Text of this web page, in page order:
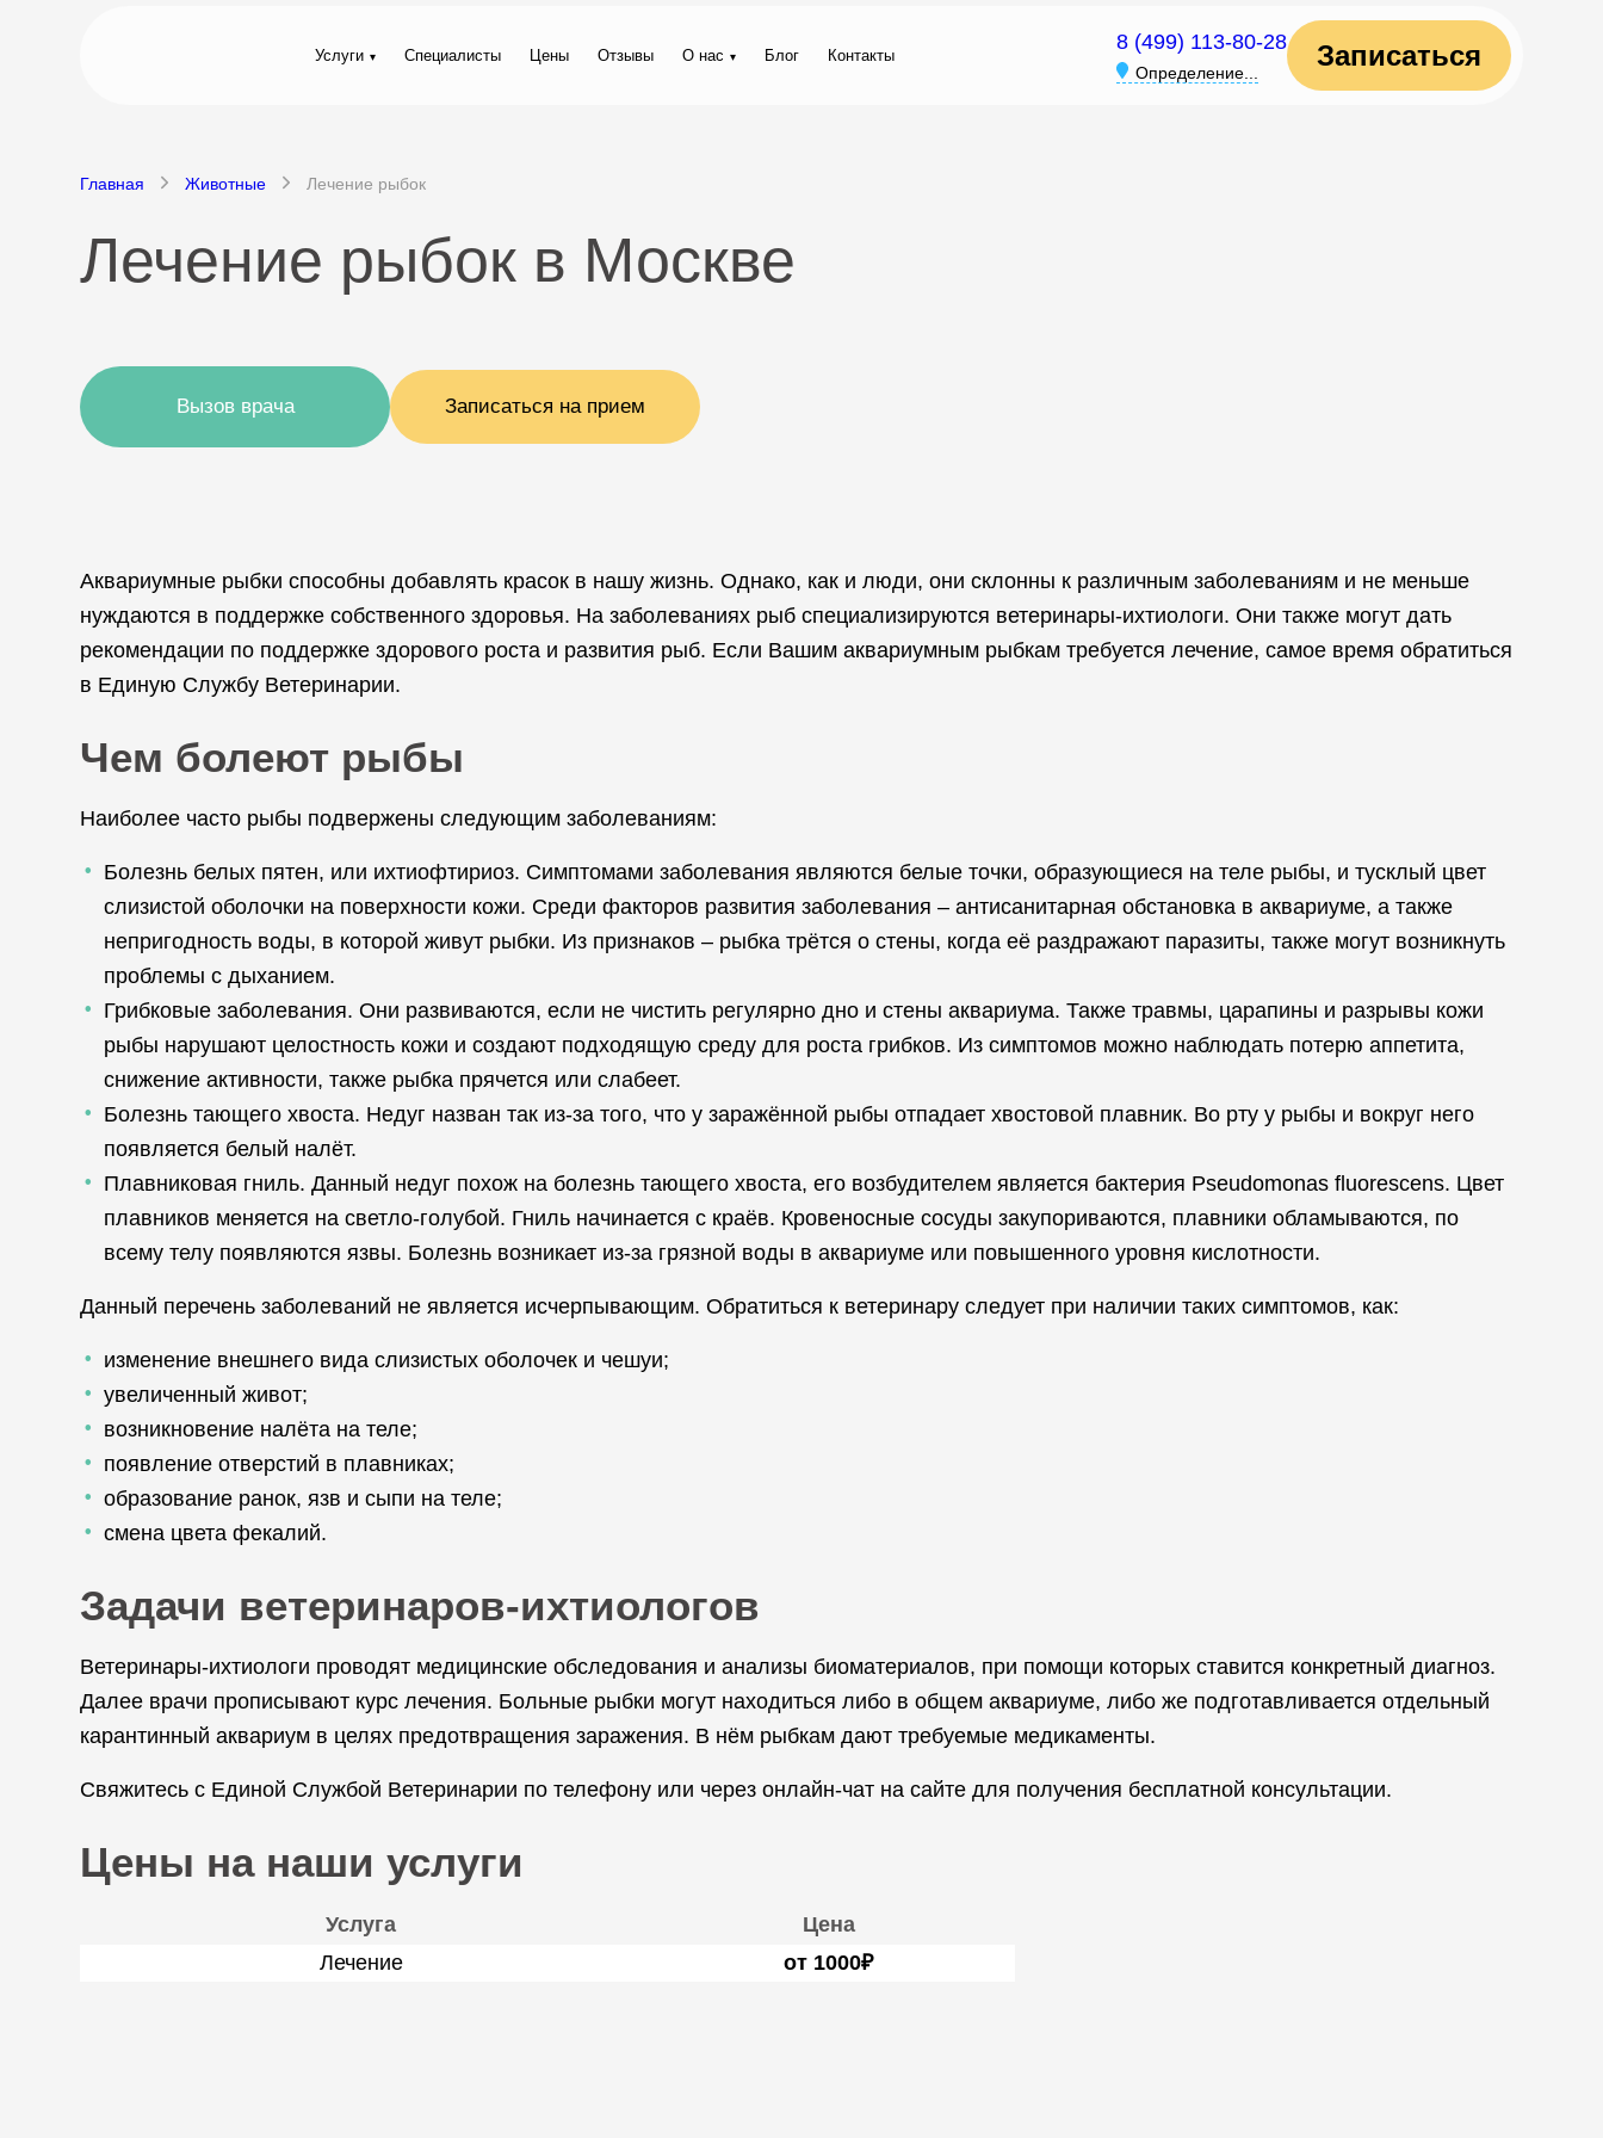
Услуги Специалисты Цены Отзывы О нас Блог Контакты
8 (499) 113-80-28
Определение...
Записаться
Главная Животные Лечение рыбок
Лечение рыбок в Москве
Вызов врача Записаться на прием
Аквариумные рыбки способны добавлять красок в нашу жизнь. Однако, как и люди, они склонны к различным заболеваниям и не меньше
нуждаются в поддержке собственного здоровья. На заболеваниях рыб специализируются ветеринары-ихтиологи. Они также могут дать
рекомендации по поддержке здорового роста и развития рыб. Если Вашим аквариумным рыбкам требуется лечение, самое время обратиться
в Единую Службу Ветеринарии.
Чем болеют рыбы
Наиболее часто рыбы подвержены следующим заболеваниям:
Болезнь белых пятен, или ихтиофтириоз. Симптомами заболевания являются белые точки, образующиеся на теле рыбы, и тусклый цвет
слизистой оболочки на поверхности кожи. Среди факторов развития заболевания – антисанитарная обстановка в аквариуме, а также
непригодность воды, в которой живут рыбки. Из признаков – рыбка трётся о стены, когда её раздражают паразиты, также могут возникнуть
проблемы с дыханием.
Грибковые заболевания. Они развиваются, если не чистить регулярно дно и стены аквариума. Также травмы, царапины и разрывы кожи
рыбы нарушают целостность кожи и создают подходящую среду для роста грибков. Из симптомов можно наблюдать потерю аппетита,
снижение активности, также рыбка прячется или слабеет.
Болезнь тающего хвоста. Недуг назван так из-за того, что у заражённой рыбы отпадает хвостовой плавник. Во рту у рыбы и вокруг него
появляется белый налёт.
Плавниковая гниль. Данный недуг похож на болезнь тающего хвоста, его возбудителем является бактерия Pseudomonas fluorescens. Цвет
плавников меняется на светло-голубой. Гниль начинается с краёв. Кровеносные сосуды закупориваются, плавники обламываются, по
всему телу появляются язвы. Болезнь возникает из-за грязной воды в аквариуме или повышенного уровня кислотности.
Данный перечень заболеваний не является исчерпывающим. Обратиться к ветеринару следует при наличии таких симптомов, как:
изменение внешнего вида слизистых оболочек и чешуи;
увеличенный живот;
возникновение налёта на теле;
появление отверстий в плавниках;
образование ранок, язв и сыпи на теле;
смена цвета фекалий.
Задачи ветеринаров-ихтиологов
Ветеринары-ихтиологи проводят медицинские обследования и анализы биоматериалов, при помощи которых ставится конкретный диагноз.
Далее врачи прописывают курс лечения. Больные рыбки могут находиться либо в общем аквариуме, либо же подготавливается отдельный
карантинный аквариум в целях предотвращения заражения. В нём рыбкам дают требуемые медикаменты.
Свяжитесь с Единой Службой Ветеринарии по телефону или через онлайн-чат на сайте для получения бесплатной консультации.
Цены на наши услуги
Услуга
Цена
Лечение
от 1000₽